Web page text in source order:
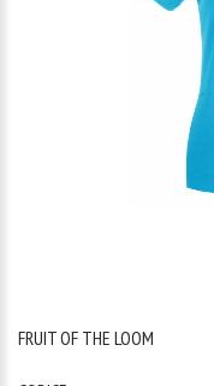
FRUIT OF THE LOOM